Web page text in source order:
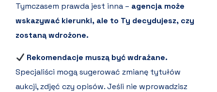
Tymczasem prawda jest inna – agencja może
wskazywać kierunki, ale to Ty decydujesz, czy
zostaną wdrożone.
Rekomendacje muszą być wdrażane.
Specjaliści mogą sugerować zmianę tytułów
aukcji, zdjęć czy opisów. Jeśli nie wprowadzisz